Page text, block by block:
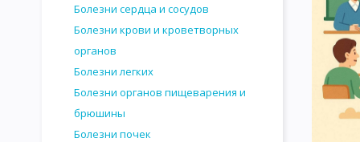
ОНКОГЕННЫЕ ВИРУСЫ ВИРУСОГЕНЕТИЧЕСКАЯ ТЕОРИЯ
ВОЗБУДИТЕЛИ КАНДИДАМИКОЗА ПАТОГЕННЫЕ
САНИТАРНАЯ МИКРОБИОЛОГИЯ САНИТАРНО-
САНИТАРНО-БАКТЕРИОЛОГИЧЕСКОЕ ИССЛЕДОВАНИЕ ВОДЫ
Болезни сердца и сосудов
Болезни крови и кроветворных
органов
Болезни легких
Болезни органов пищеварения и
брюшины
Болезни почек